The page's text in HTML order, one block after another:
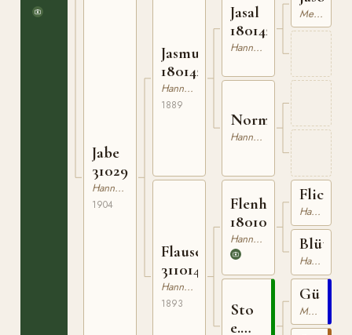
Jabe
310290204
Hannoveranare
1904
Jasmund
180142589
Hannoveranare
1889
Flause
311014493
Hannoveranare
1893
Jasal
180142182
Hannoveranare
Normannia
Hannoveranare
Flenheim
180103186
Hannoveranare
Sto
e.
Mecklenburgare
Flick
Hannoveranare
Blüthe
Hannoveranare
Mecklenburgare